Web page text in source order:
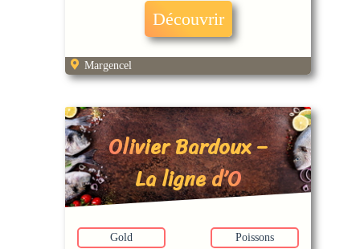
Découvrir
Margencel
Olivier Bardoux –
La ligne d’O
Gold Poissons